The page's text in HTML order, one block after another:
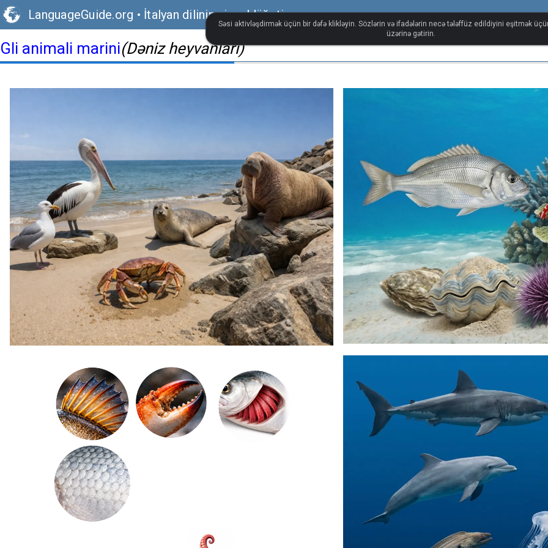
LanguageGuide.org • İtalyan dilinin vizual lüğəti
Gli animali marini(Dəniz heyvanları)
Səsi aktivləşdirmək üçün bir dəfə klikləyin. Sözlərin və ifadələrin necə tələffüz edildiyini eşitmək
üzərinə gətirin.